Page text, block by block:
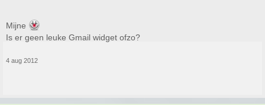
Feedback word gewaardeerd!
Mijne
Is er geen leuke Gmail widget ofzo?
4 aug 2012